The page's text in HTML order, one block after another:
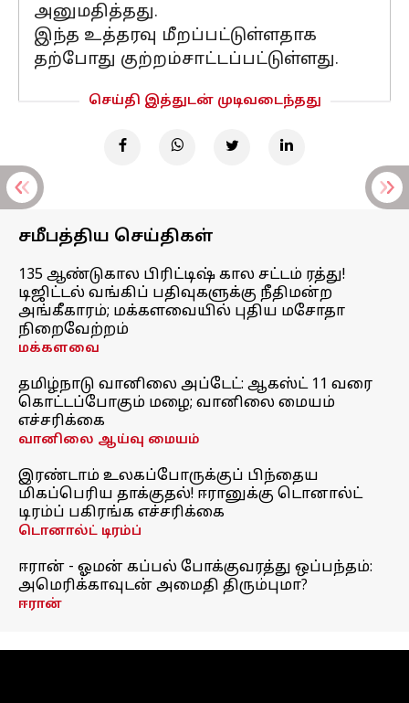
அனுமதித்தது.
இந்த உத்தரவு மீறப்பட்டுள்ளதாக
தற்போது குற்றம்சாட்டப்பட்டுள்ளது.
செய்தி இத்துடன் முடிவடைந்தது
சமீபத்திய செய்திகள்
135 ஆண்டுகால பிரிட்டிஷ் கால சட்டம் ரத்து!
டிஜிட்டல் வங்கிப் பதிவுகளுக்கு நீதிமன்ற
அங்கீகாரம்; மக்களவையில் புதிய மசோதா
நிறைவேற்றம்
மக்களவை
தமிழ்நாடு வானிலை அப்டேட்: ஆகஸ்ட் 11 வரை
கொட்டப்போகும் மழை; வானிலை மையம்
எச்சரிக்கை
வானிலை ஆய்வு மையம்
இரண்டாம் உலகப்போருக்குப் பிந்தைய
மிகப்பெரிய தாக்குதல்! ஈரானுக்கு டொனால்ட்
டிரம்ப் பகிரங்க எச்சரிக்கை
டொனால்ட் டிரம்ப்
ஈரான் - ஓமன் கப்பல் போக்குவரத்து ஒப்பந்தம்:
அமெரிக்காவுடன் அமைதி திரும்புமா?
ஈரான்